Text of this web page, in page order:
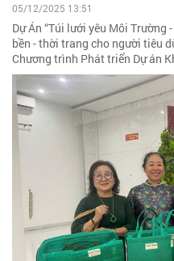
05/12/2025 13:51
Dự Án “Túi lưới yêu Môi Trường
bền - thời trang cho người tiêu
Chương trình Phát triển Dự án